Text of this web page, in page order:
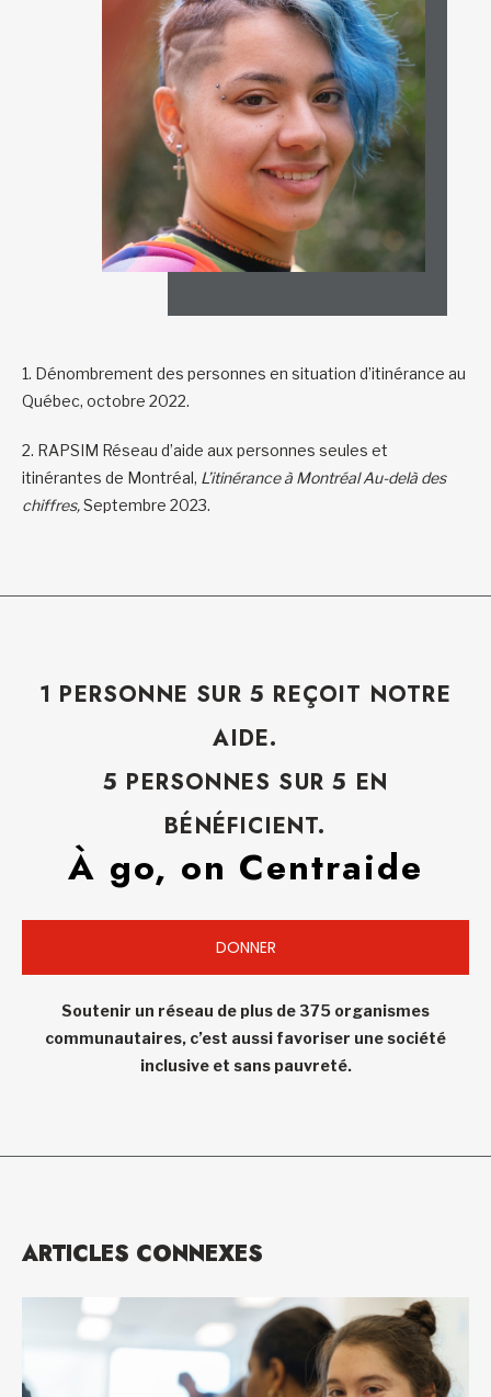
1. Dénombrement des personnes en situation d’itinérance au
Québec, octobre 2022.
2. RAPSIM Réseau d’aide aux personnes seules et
itinérantes de Montréal, L’itinérance à Montréal Au-delà des
chiffres,Septembre 2023.
1 PERSONNE SUR 5 REÇOIT NOTRE
AIDE.
5 PERSONNES SUR 5 EN
BÉNÉFICIENT.
À go, on Centraide
DONNER
Soutenir un réseau de plus de 375 organismes
communautaires, c’est aussi favoriser une société
inclusive et sans pauvreté.
ARTICLES CONNEXES